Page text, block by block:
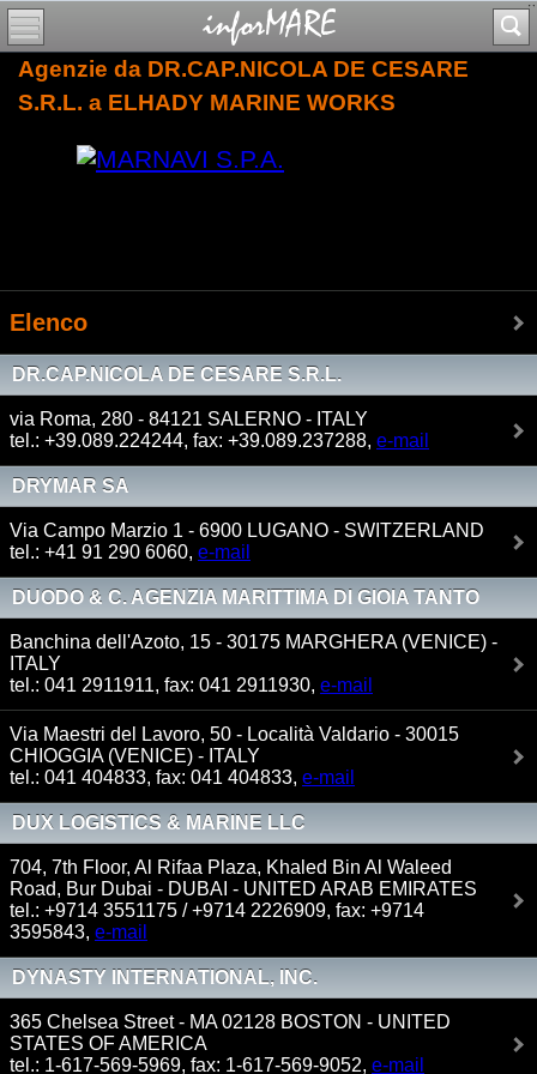
Agenzie da DR.CAP.NICOLA DE CESARE
S.R.L. a ELHADY MARINE WORKS
Elenco
DR.CAP.NICOLA DE CESARE S.R.L.
via Roma, 280 - 84121 SALERNO - ITALY
tel.: +39.089.224244, fax: +39.089.237288, e-mail
DRYMAR SA
Via Campo Marzio 1 - 6900 LUGANO - SWITZERLAND
tel.: +41 91 290 6060, e-mail
DUODO & C. AGENZIA MARITTIMA DI GIOIA TANTO
S.A.S.
Banchina dell'Azoto, 15 - 30175 MARGHERA (VENICE) -
ITALY
tel.: 041 2911911, fax: 041 2911930, e-mail
Via Maestri del Lavoro, 50 - Località Valdario - 30015
CHIOGGIA (VENICE) - ITALY
tel.: 041 404833, fax: 041 404833, e-mail
DUX LOGISTICS & MARINE LLC
704, 7th Floor, Al Rifaa Plaza, Khaled Bin Al Waleed
Road, Bur Dubai - DUBAI - UNITED ARAB EMIRATES
tel.: +9714 3551175 / +9714 2226909, fax: +9714
3595843, e-mail
DYNASTY INTERNATIONAL, INC.
365 Chelsea Street - MA 02128 BOSTON - UNITED
STATES OF AMERICA
tel.: 1-617-569-5969, fax: 1-617-569-9052, e-mail